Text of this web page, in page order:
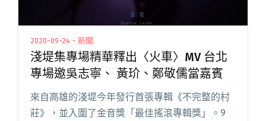
2020-09-24・新聞
淺堤集專場精華釋出〈火車〉MV 台北
專場邀吳志寧、 黃玠、鄭敬儒當嘉賓
來自高雄的淺堤今年發行首張專輯《不完整的村
莊》，並入圍了金音獎「最佳搖滾專輯獎」。9